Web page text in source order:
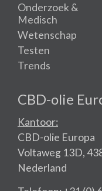
Onderzoek &
Medisch
Wetenschap
Testen
Trends
CBD-olie
Kantoor:
CBD-olie Europa
Voltaweg 13D,
Nederland